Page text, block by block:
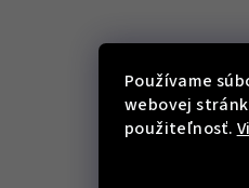
Používame
webovej
použiteľnosť.